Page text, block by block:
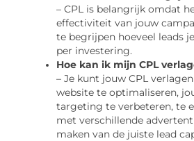
– CPL is belangrijk omdat
effectiviteit van jouw
te begrijpen hoeveel leads
per investering.
Hoe kan ik mijn CPL
– Je kunt jouw CPL
website te optimaliseren,
targeting te verbeteren, te
met verschillende
maken van de juiste lead